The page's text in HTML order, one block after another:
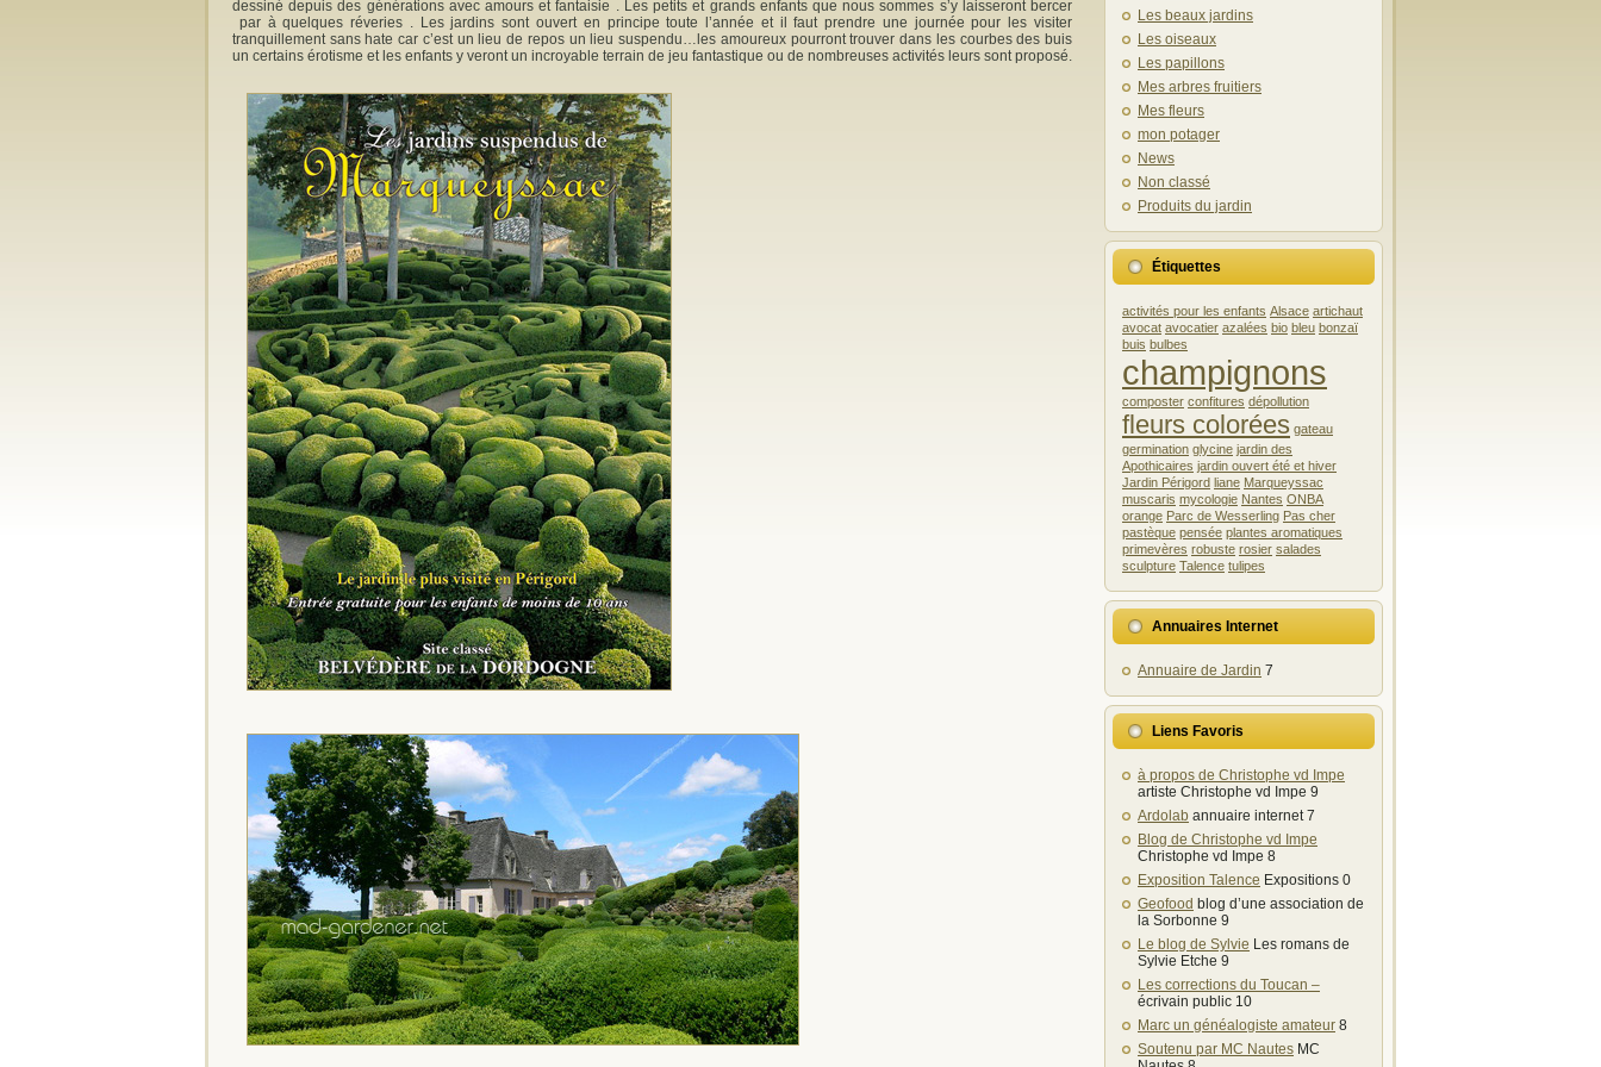
dessiné depuis des générations avec amours et fantaisie . Les petits et grands enfants que nous sommes s’y laisseront bercer
par à quelques réveries . Les jardins sont ouvert en principe toute l’année et il faut prendre une journée pour les visiter
tranquillement sans hate car c’est un lieu de repos un lieu suspendu…les amoureux pourront trouver dans les courbes des buis
un certains érotisme et les enfants y veront un incroyable terrain de jeu fantastique ou de nombreuses activités leurs sont proposé.
Les beaux jardins
Les oiseaux
Les papillons
Mes arbres fruitiers
Mes fleurs
mon potager
News
Non classé
Produits du jardin
Étiquettes
activités pour les enfants Alsace artichaut
avocat avocatier azalées bio bleu bonzaï
buis bulbes
champignons
composter confitures dépollution
fleurs colorées gateau
germination glycine jardin des
Apothicaires jardin ouvert été et hiver
Jardin Périgord liane Marqueyssac
muscaris mycologie Nantes ONBA
orange Parc de Wesserling Pas cher
pastèque pensée plantes aromatiques
primevères robuste rosier salades
sculpture Talence tulipes
Annuaires Internet
Annuaire de Jardin 7
Liens Favoris
à propos de Christophe vd Impe
artiste Christophe vd Impe 9
Ardolab annuaire internet 7
Blog de Christophe vd Impe
Christophe vd Impe 8
Exposition Talence Expositions 0
Geofood blog d’une association de
la Sorbonne 9
Le blog de Sylvie Les romans de
Sylvie Etche 9
Les corrections du Toucan –
écrivain public 10
Marc un généalogiste amateur 8
Soutenu par MC Nautes MC